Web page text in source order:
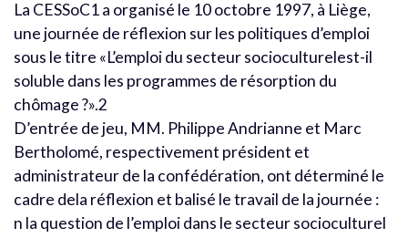
La CESSoC1 a organisé le 10 octobre 1997, à Liège,
une journée de réflexion sur les politiques d’emploi
sous le titre «L’emploi du secteur socioculturelest-il
soluble dans les programmes de résorption du
chômage ?».2
D’entrée de jeu, MM. Philippe Andrianne et Marc
Bertholomé, respectivement président et
administrateur de la confédération, ont déterminé le
cadre dela réflexion et balisé le travail de la journée :
n la question de l’emploi dans le secteur socioculturel